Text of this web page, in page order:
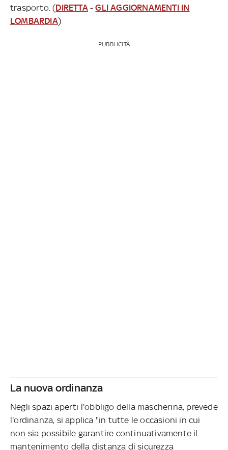
trasporto. (DIRETTA-GLI AGGIORNAMENTI IN
LOMBARDIA)
PUBBLICITÀ
La nuova ordinanza
Negli spazi aperti l'obbligo della mascherina, prevede
l'ordinanza, si applica "in tutte le occasioni in cui
non sia possibile garantire continuativamente il
mantenimento della distanza di sicurezza